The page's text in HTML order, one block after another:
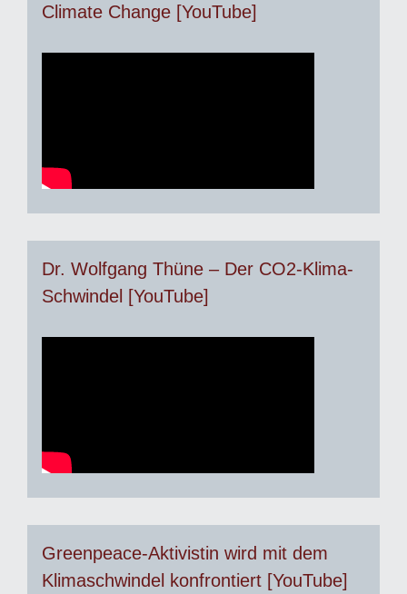
Climate Change [YouTube]
Dr. Wolfgang Thüne – Der CO2-Klima-
Schwindel [YouTube]
Greenpeace-Aktivistin wird mit dem
Klimaschwindel konfrontiert [YouTube]